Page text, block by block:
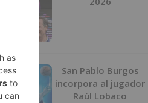
San Pablo Burgos
incorpora al jugador
Raúl Lobaco